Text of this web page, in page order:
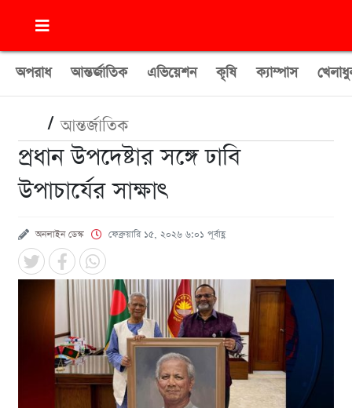
অপরাধ আন্তর্জাতিক এভিয়েশন কৃষি ক্যাম্পাস
/আন্তর্জাতিক
প্রধান উপদেষ্টার সঙ্গে ঢাবি
উপাচার্যের সাক্ষাৎ
অনলাইন ডেস্ক ফেব্রুয়ারি ১৫, ২০২৬ ৬:০১ পূর্বাহ্ণ